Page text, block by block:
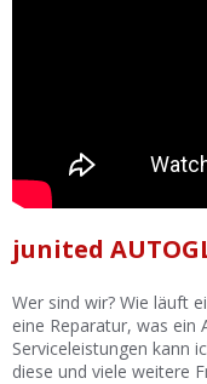
Lexikon
junited
Wer sind wir? Wie läuft
eine Reparatur, was ein
Serviceleistungen kann
diese und viele weitere